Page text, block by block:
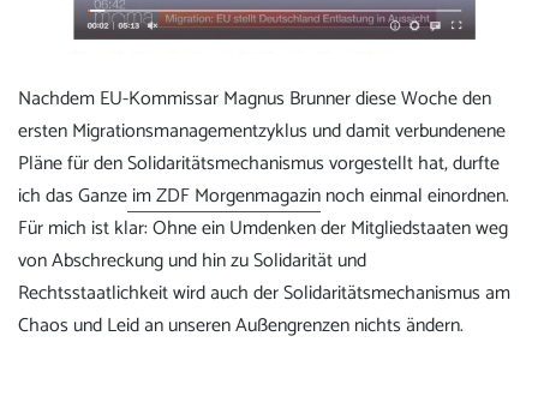
Nachdem EU-Kommissar Magnus Brunner diese Woche den
ersten Migrationsmanagementzyklus und damit verbundenene
Pläne für den Solidaritätsmechanismus vorgestellt hat, durfte
ich das Ganzeim ZDF Morgenmagazinnoch einmal einordnen.
Für mich ist klar: Ohne ein Umdenken der Mitgliedstaaten weg
von Abschreckung und hin zu Solidarität und
Rechtsstaatlichkeit wird auch der Solidaritätsmechanismus am
Chaos und Leid an unseren Außengrenzen nichts ändern.